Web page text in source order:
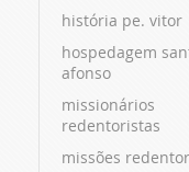
história pe. vitor
hospedagem
afonso
missionários
redentoristas
missões